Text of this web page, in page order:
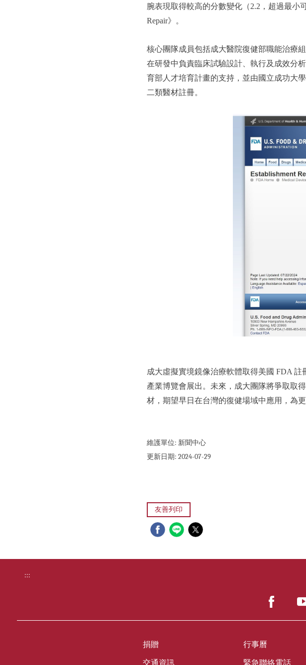
腕表現取得較高的分數變化（2.2，超過最小
Repair》。
核心團隊成員包括成大醫院復健部職能治療
在研發中負責臨床試驗設計、執行及成效分
育部人才培育計畫的支持，並由國立成功大
二類醫材註冊。
成大虛擬實境鏡像治療軟體取得美國 FDA
產業博覽會展出。未來，成大團隊將爭取取
材，期望早日在台灣的復健場域中應用，為
維護單位: 新聞中心
更新日期:2024-07-29
友善列印
:::
捐贈 行事曆
交通資訊 緊急聯絡電話